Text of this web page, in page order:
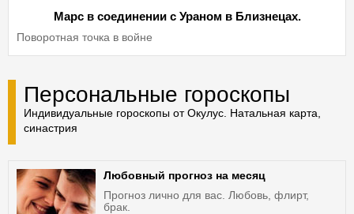
Марс в соединении с Ураном в Близнецах.
Поворотная точка в войне
Персональные гороскопы
Индивидуальные гороскопы от Окулус. Натальная карта,
синастрия
Любовный прогноз на месяц
Прогноз лично для вас. Любовь, флирт,
брак.